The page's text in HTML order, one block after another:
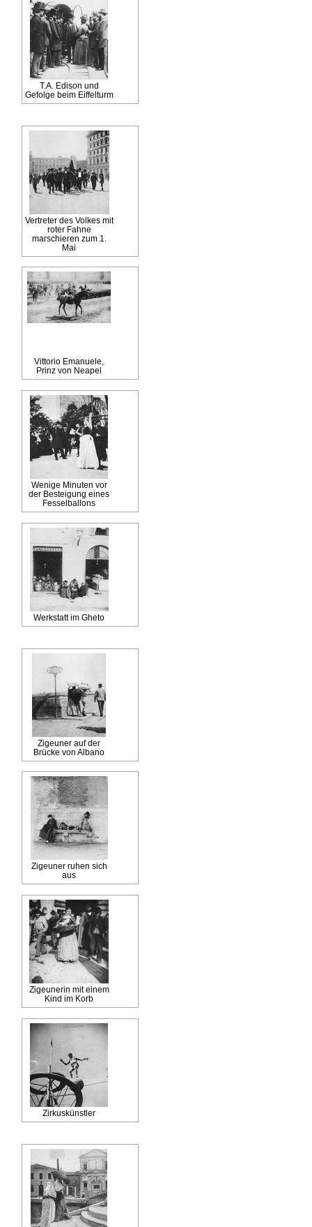
T.A. Edison und
Gefolge beim Eiffelturm
Vertreter des Volkes mit
roter Fahne
marschieren zum 1.
Mai
Vittorio Emanuele,
Prinz von Neapel
Wenige Minuten vor
der Besteigung eines
Fesselballons
Werkstatt im Gheto
Zigeuner auf der
Brücke von Albano
Zigeuner ruhen sich
aus
Zigeunerin mit einem
Kind im Korb
Zirkuskünstler